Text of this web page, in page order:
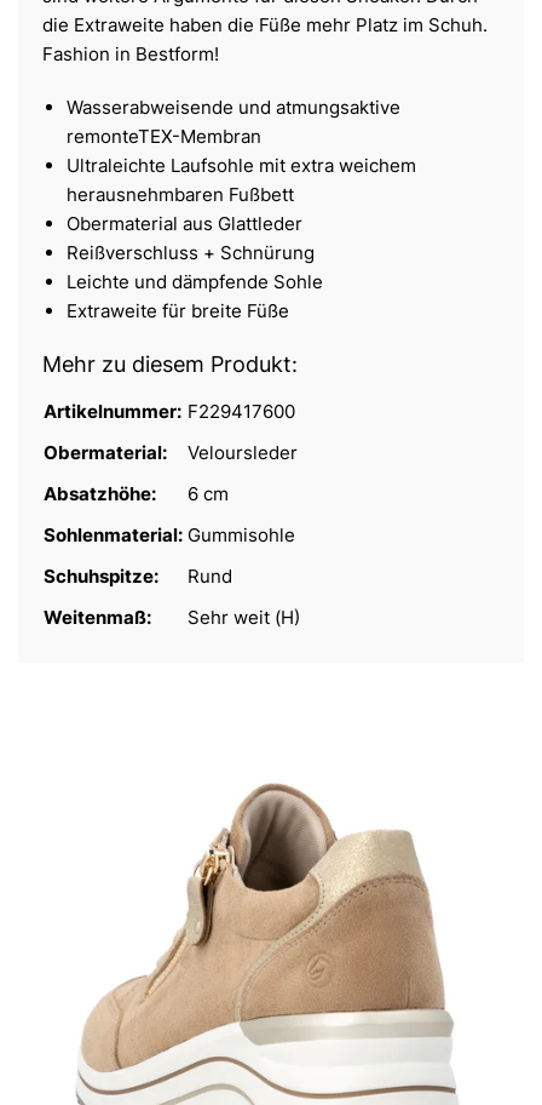
die Extraweite haben die Füße mehr Platz im Schuh.
Fashion in Bestform!
Wasserabweisende und atmungsaktive
remonteTEX-Membran
Ultraleichte Laufsohle mit extra weichem
herausnehmbaren Fußbett
Obermaterial aus Glattleder
Reißverschluss + Schnürung
Leichte und dämpfende Sohle
Extraweite für breite Füße
Mehr zu diesem Produkt:
Artikelnummer: F229417600
Obermaterial:
Veloursleder
Absatzhöhe:
6 cm
Sohlenmaterial: Gummisohle
Schuhspitze:
Rund
Weitenmaß:
Sehr weit (H)